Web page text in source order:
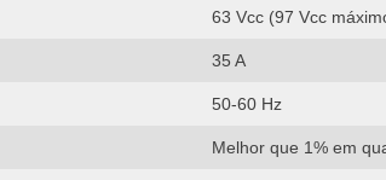
63 Vcc (97 Vcc
35 A
50-60 Hz
Melhor que 1% em